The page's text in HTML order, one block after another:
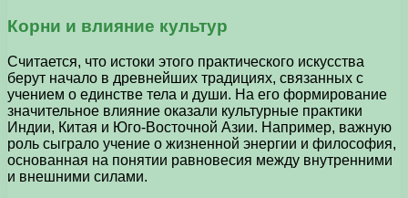
Корни и влияние культур
Считается, что истоки этого практического искусства
берут начало в древнейших традициях, связанных с
учением о единстве тела и души. На его формирование
значительное влияние оказали культурные практики
Индии, Китая и Юго-Восточной Азии. Например, важную
роль сыграло учение о жизненной энергии и философия,
основанная на понятии равновесия между внутренними
и внешними силами.